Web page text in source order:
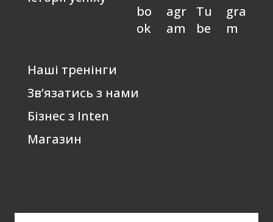
Наші тренінги
Зв’язатись з нами
Бізнес з Inten
Магазин